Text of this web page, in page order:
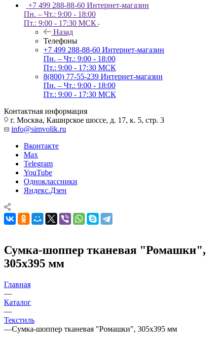
+7 499 288-88-60 Интернет-магазин
Пн. – Чт.: 9:00 - 18:00
Пт.: 9:00 - 17:30 МСК
Назад
Телефоны
+7 499 288-88-60 Интернет-магазин
Пн. – Чт.: 9:00 - 18:00
Пт.: 9:00 - 17:30 МСК
8(800) 77-55-239 Интернет-магазин
Пн. – Чт.: 9:00 - 18:00
Пт.: 9:00 - 17:30 МСК
Контактная информация
г. Москва, Каширское шоссе, д. 17, к. 5, стр. 3
info@simvolik.ru
Вконтакте
Max
Telegram
YouTube
Одноклассники
Яндекс.Дзен
Сумка-шоппер тканевая "Ромашки",
305х395 мм
Главная
—
Каталог
—
Текстиль
—Сумка-шоппер тканевая "Ромашки", 305х395 мм